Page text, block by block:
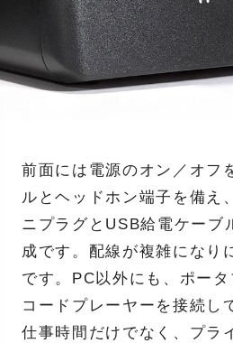
前面には電源のオン／オフ
ルとヘッドホン端子を備え
ニプラグとUSB給電ケーブ
成です。配線が複雑になり
です。PC以外にも、ポー
コードプレーヤーを接続し
仕事時間だけでなく、プラ